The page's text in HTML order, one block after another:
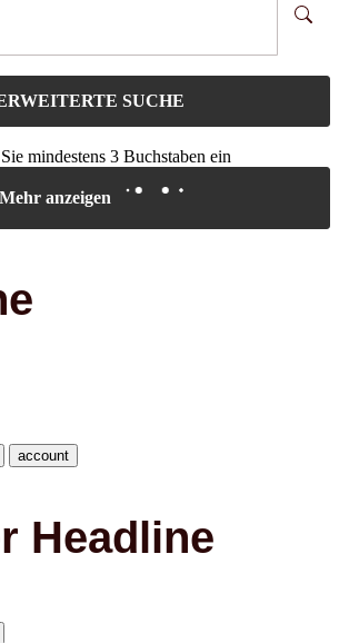
SUCHE
mindestens 3 Buchstaben ein
Mehr anzeigen
account
Headline